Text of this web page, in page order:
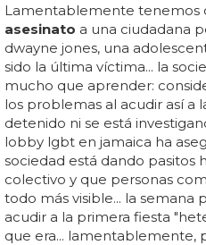
Lamentablemente tenemos
asesinato a una ciudadana
dwayne jones, una
sido la última víctima... la
mucho que aprender:
los problemas al acudir así a
detenido ni se está
lobby lgbt en jamaica ha
sociedad está dando pasitos
colectivo y que personas
todo más visible... la semana
acudir a la primera fiesta
que era... lamentablemente,